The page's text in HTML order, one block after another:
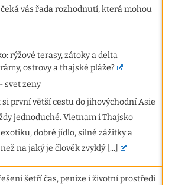
vás řada rozhodnutí, která mohou
rýžové terasy, zátoky a delta
ostrovy a thajské pláže?
-svet zeny
si první větší cestu do jihovýchodní Asie
jednoduché. Vietnam i Thajsko
dobré jídlo, silné zážitky a
na jaký je člověk zvyklý [...]
šetří čas, peníze i životní prostředí